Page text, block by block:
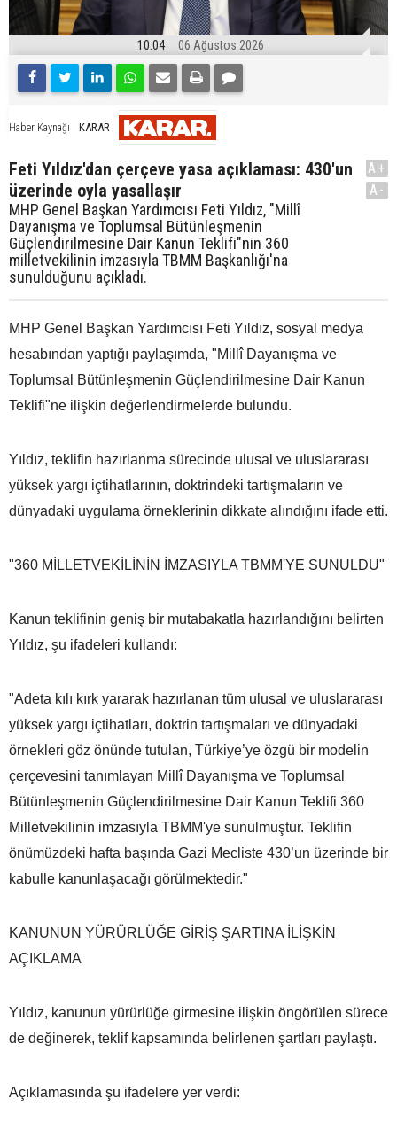
10:04 06 Ağustos 2026
Haber Kaynağı KARAR
Feti Yıldız'dan çerçeve yasa açıklaması: 430'un
üzerinde oyla yasallaşır
MHP Genel Başkan Yardımcısı Feti Yıldız, "Millî
Dayanışma ve Toplumsal Bütünleşmenin
Güçlendirilmesine Dair Kanun Teklifi"nin 360
milletvekilinin imzasıyla TBMM Başkanlığı'na
sunulduğunu açıkladı.
A+
A-
MHP Genel Başkan Yardımcısı Feti Yıldız, sosyal medya
hesabından yaptığı paylaşımda, "Millî Dayanışma ve
Toplumsal Bütünleşmenin Güçlendirilmesine Dair Kanun
Teklifi"ne ilişkin değerlendirmelerde bulundu.
Yıldız, teklifin hazırlanma sürecinde ulusal ve uluslararası
yüksek yargı içtihatlarının, doktrindeki tartışmaların ve
dünyadaki uygulama örneklerinin dikkate alındığını ifade etti.
"360 MİLLETVEKİLİNİN İMZASIYLA TBMM'YE SUNULDU"
Kanun teklifinin geniş bir mutabakatla hazırlandığını belirten
Yıldız, şu ifadeleri kullandı:
"Adeta kılı kırk yararak hazırlanan tüm ulusal ve uluslararası
yüksek yargı içtihatları, doktrin tartışmaları ve dünyadaki
örnekleri göz önünde tutulan, Türkiye’ye özgü bir modelin
çerçevesini tanımlayan Millî Dayanışma ve Toplumsal
Bütünleşmenin Güçlendirilmesine Dair Kanun Teklifi 360
Milletvekilinin imzasıyla TBMM'ye sunulmuştur. Teklifin
önümüzdeki hafta başında Gazi Mecliste 430’un üzerinde bir
kabulle kanunlaşacağı görülmektedir."
KANUNUN YÜRÜRLÜĞE GİRİŞ ŞARTINA İLİŞKİN
AÇIKLAMA
Yıldız, kanunun yürürlüğe girmesine ilişkin öngörülen sürece
de değinerek, teklif kapsamında belirlenen şartları paylaştı.
Açıklamasında şu ifadelere yer verdi: